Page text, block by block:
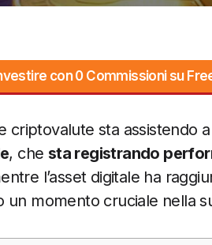
con 0 Commissioni su
criptovalute sta assistendo
, che sta registrando
l’asset digitale ha
un momento cruciale nella